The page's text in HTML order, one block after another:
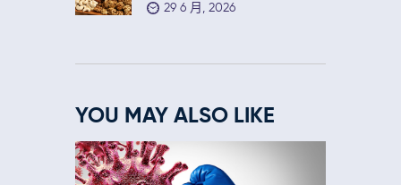
29 6 月, 2026
YOU MAY ALSO LIKE